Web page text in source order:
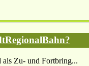
Zu- und Fortbring...